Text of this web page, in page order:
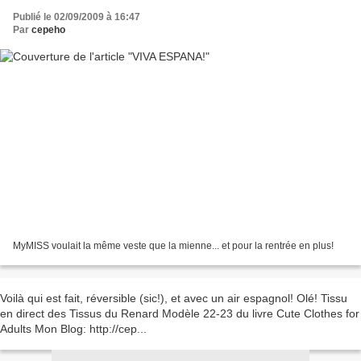
Publié le 02/09/2009 à 16:47
Par cepeho
MyMISS voulait la même veste que la mienne... et pour la rentrée en plus!
Voilà qui est fait, réversible (sic!), et avec un air espagnol! Olé! Tissu
en direct des Tissus du Renard Modèle 22-23 du livre Cute Clothes for
Adults Mon Blog: http://cep...